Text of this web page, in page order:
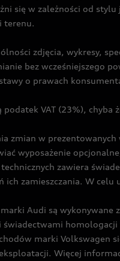
się w zależności od
terenu.
zdjęcia, wykresy,
bez wcześniejszego
o prawach
VAT (23%), chyba
zmian w
wyposażenie
zawiera
ich zamieszczania. W
Audi są
świadectwami
marki Volkswagen
Więcej